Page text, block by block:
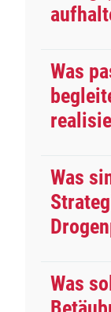
Was
Was
Was